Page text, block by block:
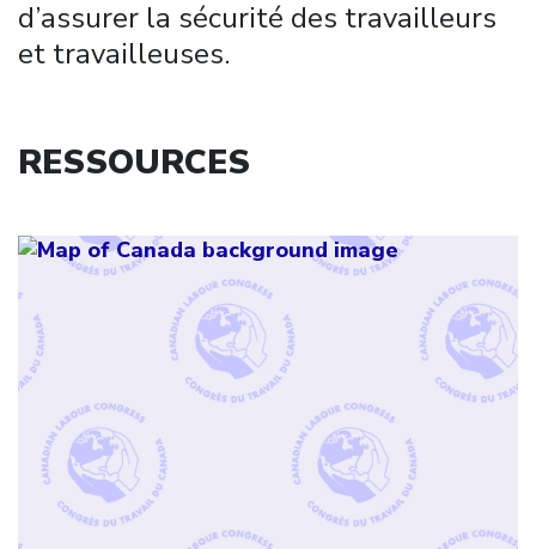
d’assurer la sécurité des travailleurs
et travailleuses.
RESSOURCES
Click to open the link